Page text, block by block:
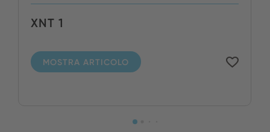
XNT 1
MOSTRA ARTICOLO